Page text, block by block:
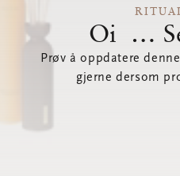
Oi …
Prøv å oppdatere
gjerne dersom